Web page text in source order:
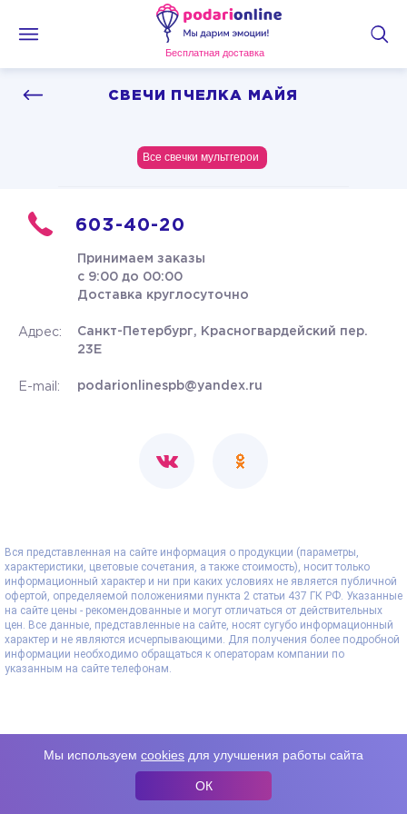
Бесплатная доставка
СВЕЧИ ПЧЕЛКА МАЙЯ
Все свечки мультгерои
603-40-20
Принимаем заказы
с 9:00 до 00:00
Доставка круглосуточно
Адрес:
Санкт-Петербург, Красногвардейский пер.
23Е
E-mail: podarionlinespb@yandex.ru
Вся представленная на сайте информация о продукции (параметры,
характеристики, цветовые сочетания, а также стоимость), носит только
информационный характер и ни при каких условиях не является публичной
офертой, определяемой положениями пункта 2 статьи 437 ГК РФ. Указанные
на сайте цены - рекомендованные и могут отличаться от действительных
цен. Все данные, представленные на сайте, носят сугубо информационный
характер и не являются исчерпывающими. Для получения более подробной
информации необходимо обращаться к операторам компании по
указанным на сайте телефонам.
Мы используем cookies для улучшения работы сайта
ОК